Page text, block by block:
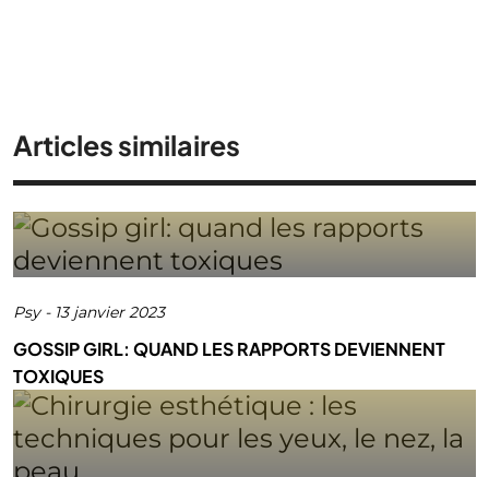
Articles similaires
Psy- 13 janvier 2023
GOSSIP GIRL: QUAND LES RAPPORTS DEVIENNENT
TOXIQUES